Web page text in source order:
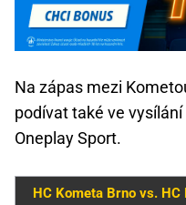
Na zápas mezi
podívat také ve
Oneplay Sport.
HC Kometa Brno vs.